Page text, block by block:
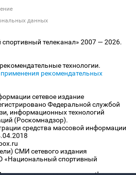
данных
телеканал» 2007 — 2026.
технологии.
рекомендательных
сетевое издание
Федеральной службой
информационных технологий
(Роскомнадзор).
средства массовой информации
СМИ сетевого издания
«Национальный спортивный